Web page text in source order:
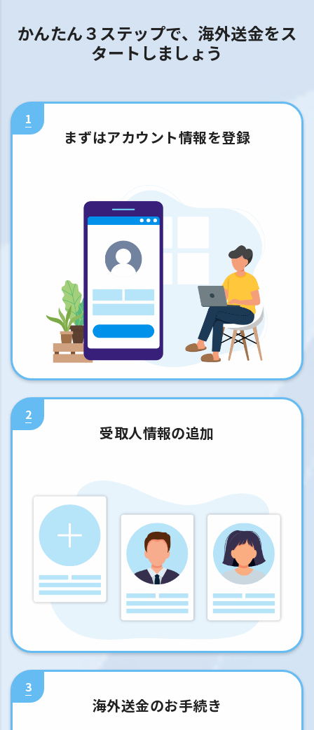
かんたん３ステップで、海外送金をス
タートしましょう
1
まずはアカウント情報を登録
2
受取人情報の追加
3
海外送金のお手続き